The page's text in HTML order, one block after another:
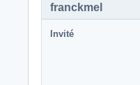
franckmel
Invité